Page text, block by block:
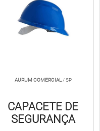
AURUM COMERCIAL/ SP
CAPACETE DE
SEGURANÇA